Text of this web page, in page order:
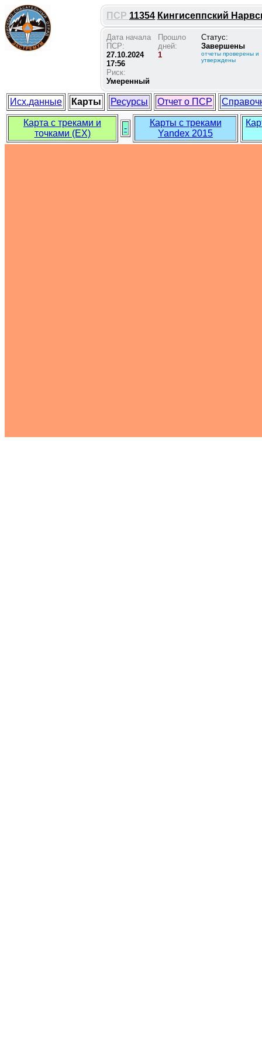
ПСР 11354 Кингисеппский
Дата начала
ПСР:
27.10.2024
17:56
Риск:
Умеренный
Прошло
дней:
1
Статус:
Завершены
отчеты проверены и
утверждены
Исх.данные Карты Ресурсы Отчет о ПСР
Карта с треками и
точками (EX)
-
Карты с треками
Yandex 2015